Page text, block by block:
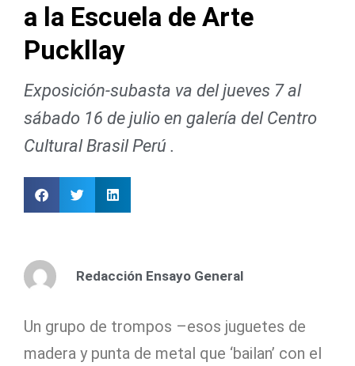
a la Escuela de Arte
Puckllay
Exposición-subasta va del jueves 7 al
sábado 16 de julio en galería del Centro
Cultural Brasil Perú .
Redacción Ensayo General
Un grupo de trompos –esos juguetes de
madera y punta de metal que ‘bailan’ con el